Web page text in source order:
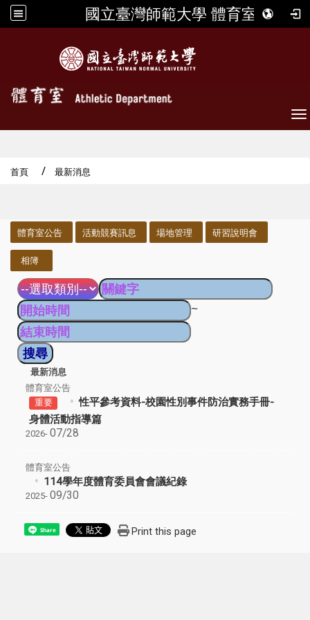
國立臺灣師範大學 體育室
首頁 最新消息
體育室公告 活動競賽訊息 場地管理 研習說明會
相簿
~
最新消息
體育室公告
重要
性平參考資料-校園性別事件防治實務手冊-
身體活動指導篇
2026- 07/28
體育室公告
114學年度體育委員會會議紀錄
2025- 09/30
Share Print this page